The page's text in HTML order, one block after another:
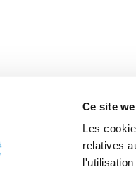
Ce site
Les
relatives